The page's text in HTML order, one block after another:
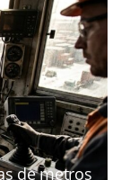
de metros